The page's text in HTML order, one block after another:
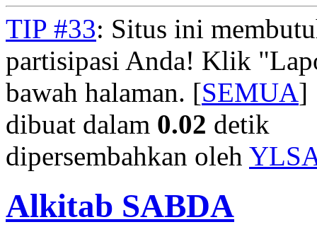
TIP #33: Situs ini
partisipasi Anda! Klik
bawah halaman. [SEMUA]
dibuat dalam 0.02 detik
dipersembahkan oleh
Alkitab SABDA